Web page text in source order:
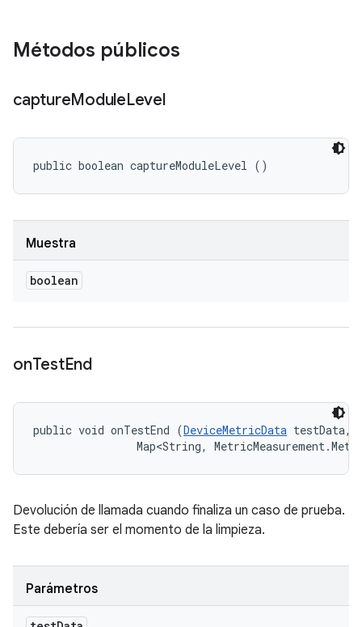
Métodos públicos
captureModuleLevel
public boolean captureModuleLevel ()
Muestra
boolean
onTestEnd
public void onTestEnd (DeviceMetricData testData,
Map<String,
Devolución de llamada cuando finaliza un caso de prueba.
Este debería ser el momento de la limpieza.
Parámetros